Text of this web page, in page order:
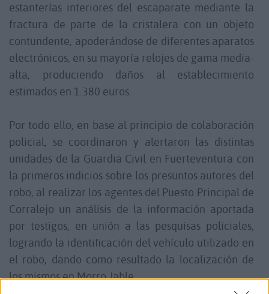
estanterías interiores del escaparate mediante la
fractura de parte de la cristalera con un objeto
contundente, apoderándose de diferentes aparatos
electrónicos, en su mayoría relojes de gama media-
alta, produciendo daños al establecimiento
estimados en 1.380 euros.
Por todo ello, en base al principio de colaboración
policial, se coordinaron y alertaron las distintas
unidades de la Guardia Civil en Fuerteventura con
la primeros indicios sobre los presuntos autores del
robo, al realizar los agentes del Puesto Principal de
Corralejo un análisis de la información aportada
por testigos, en unión a las pesquisas policiales,
logrando la identificación del vehículo utilizado en
el robo, dando como resultado la localización de
los mismos en Morro Jable.